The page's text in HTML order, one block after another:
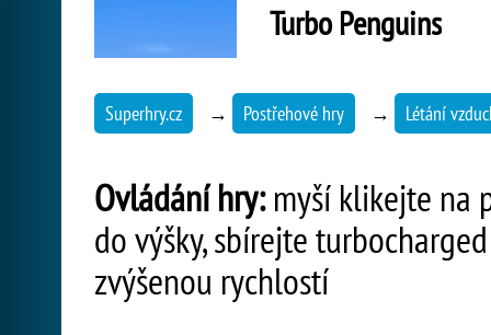
Turbo Penguins
Superhry.cz → Postřehové hry → Létání
Ovládání hry:myší klikejte na
do výšky, sbírejte
zvýšenou rychlostí